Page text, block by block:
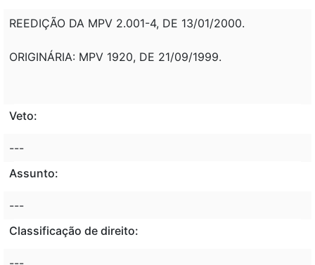
REEDIÇÃO DA MPV 2.001-4, DE 13/01/2000.
ORIGINÁRIA: MPV 1920, DE 21/09/1999.
Veto:
---
Assunto:
---
Classificação de direito: